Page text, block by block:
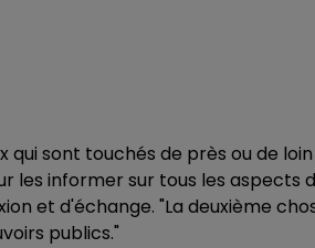
qui sont touchés de près ou de loin
les informer sur tous les aspects
et d'échange. "La deuxième
publics."